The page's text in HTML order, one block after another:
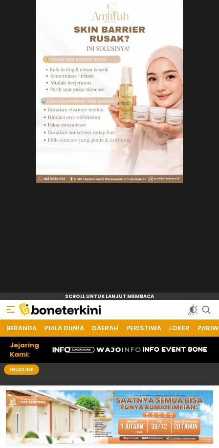
Bone Terkini
Referensi Informasi Terkini
BERANDA PIALA DUNIA DAERAH PERISTIWA LOKER
Jejaring
Kami:
HEADLINE